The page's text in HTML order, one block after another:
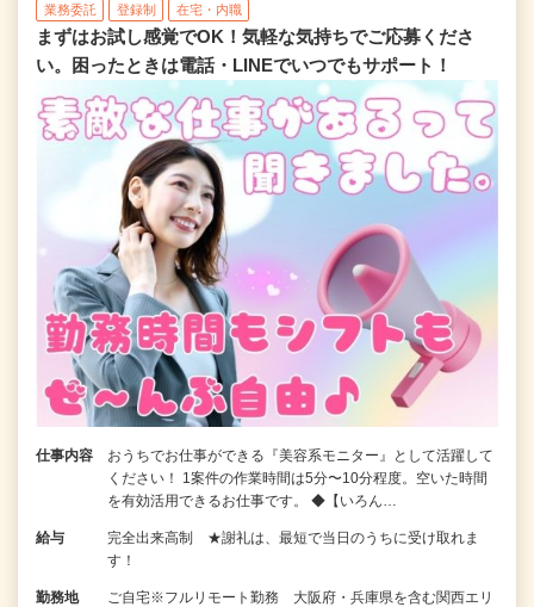
業務委託 登録制 在宅・内職
まずはお試し感覚でOK！気軽な気持ちでご応募くださ
い。困ったときは電話・LINEでいつでもサポート！
仕事内容
おうちでお仕事ができる『美容系モニター』として活躍して
ください！ 1案件の作業時間は5分〜10分程度。空いた時間
を有効活用できるお仕事です。 ◆【いろん…
給与
完全出来高制 ★謝礼は、最短で当日のうちに受け取れま
す！
勤務地
ご自宅※フルリモート勤務 大阪府・兵庫県を含む関西エリ